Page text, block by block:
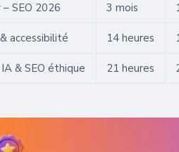
SEO 2026 3 mois
accessibilité 14 heures
& SEO éthique 21 heures